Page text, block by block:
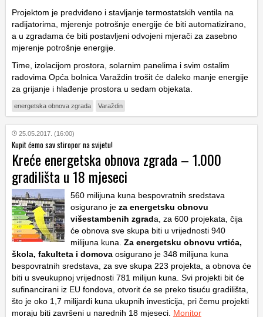
Projektom je predviđeno i stavljanje termostatskih ventila na
radijatorima, mjerenje potrošnje energije će biti automatizirano,
a u zgradama će biti postavljeni odvojeni mjerači za zasebno
mjerenje potrošnje energije.
Time, izolacijom prostora, solarnim panelima i svim ostalim
radovima Opća bolnica Varaždin trošit će daleko manje energije
za grijanje i hlađenje prostora u sedam objekata.
energetska obnova zgrada Varaždin
25.05.2017. (16:00)
Kupit ćemo sav stiropor na svijetu!
Kreće energetska obnova zgrada – 1.000
gradilišta u 18 mjeseci
560 milijuna kuna bespovratnih sredstava
osigurano je za energetsku obnovu
višestambenih zgrada, za 600 projekata, čija
će obnova sve skupa biti u vrijednosti 940
milijuna kuna. Za energetsku obnovu vrtića,
škola, fakulteta i domova osigurano je 348 milijuna kuna
bespovratnih sredstava, za sve skupa 223 projekta, a obnova će
biti u sveukupnoj vrijednosti 781 milijun kuna. Svi projekti bit će
sufinancirani iz EU fondova, otvorit će se preko tisuću gradilišta,
što je oko 1,7 milijardi kuna ukupnih investicija, pri čemu projekti
moraju biti završeni u narednih 18 mjeseci. Monitor